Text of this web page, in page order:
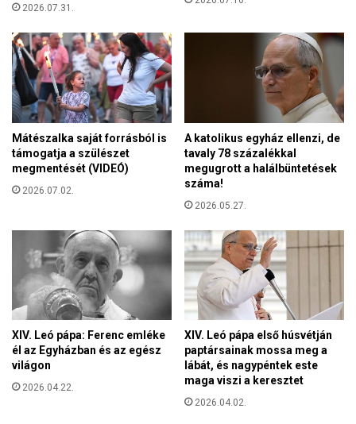
e
t
-
A
z
é
l
e
t
e
é
l
a
p
t
i
A
F
r
a
n
k
l
-
f
é
d
a
r
s
2026.07.31.
Mátészalka saját forrásból is
támogatja a szülészet
megmentését (VIDEÓ)
2026.07.02.
A katolikus egyház ellenzi, de
tavaly 78 százalékkal
megugrott a halálbüntetések
száma!
2026.05.27.
XIV. Leó pápa: Ferenc emléke
él az Egyházban és az egész
világon
2026.04.22.
XIV. Leó pápa első húsvétján
paptársainak mossa meg a
lábát, és nagypéntek este
maga viszi a keresztet
2026.04.02.